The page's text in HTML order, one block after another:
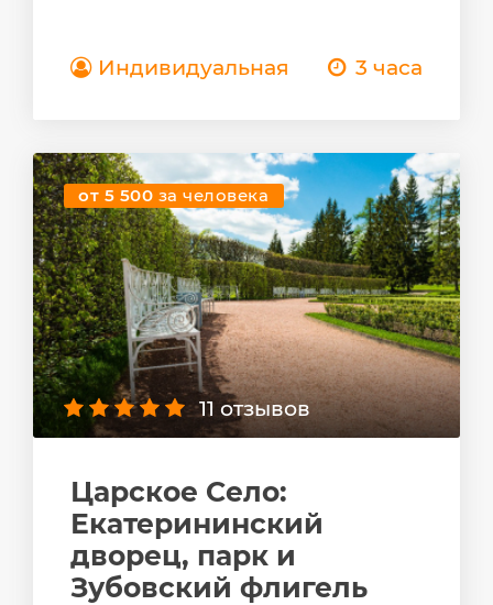
Индивидуальная 3 часа
от 5 500 за человека
11 отзывов
Царское Село:
Екатерининский
дворец, парк и
Зубовский флигель